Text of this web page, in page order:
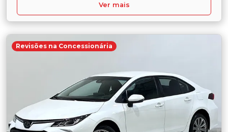
Ver mais
Revisões na Concessionária